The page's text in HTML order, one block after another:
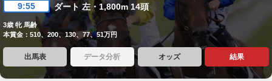
9:55 ダート 左・1,800m 14頭
3歳 牝 馬齢
本賞金：510、200、130、77、51万円
出馬表 データ分析 オッズ 結果